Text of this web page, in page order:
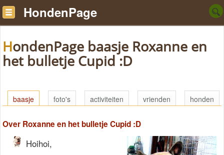
HondenPage
HondenPage baasje Roxanne en
het bulletje Cupid :D
baasje foto's activiteiten vrienden honden
Over Roxanne en het bulletje Cupid :D
Hoihoi,